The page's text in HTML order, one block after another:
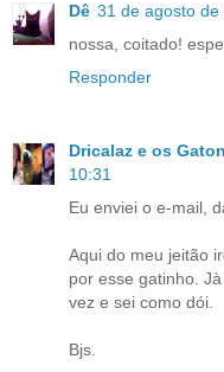
Dê 31 de agosto
nossa, coitado!
Responder
Dricalaz e os
10:31
Eu enviei o e-mail,
Aqui do meu jeitão
por esse gatinho.
vez e sei como dói.
Bjs.